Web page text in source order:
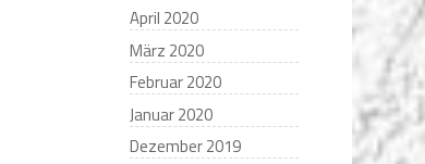
April 2020
März 2020
Februar 2020
Januar 2020
Dezember 2019